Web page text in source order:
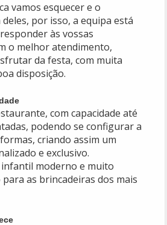
vamos esquecer e o
por isso, a equipa está
às vossas
o melhor atendimento,
da festa, com muita
disposição.
com capacidade até
podendo se configurar a
criando assim um
e exclusivo.
moderno e muito
as brincadeiras dos mais